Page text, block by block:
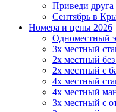
Приведи друга
Сентябрь в
Номера и цены 2026
Одноместный
3х местный
2х местный без
2х местный с
4х местный
4х местный
3х местный с